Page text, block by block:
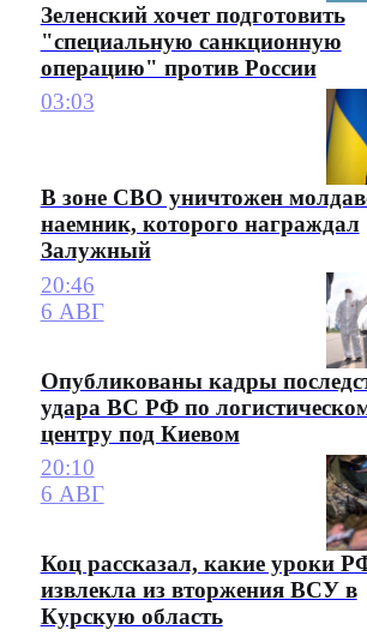
Зеленский хочет подготовить
"специальную санкционную
операцию" против России
03:03
В зоне СВО уничтожен
наемник, которого награждал
Залужный
20:46
6 АВГ
Опубликованы кадры
удара ВС РФ по
центру под Киевом
20:10
6 АВГ
Коц рассказал, какие уроки
извлекла из вторжения ВСУ в
Курскую область